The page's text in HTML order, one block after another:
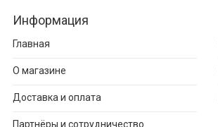
Информация
Главная
О магазине
Доставка и оплата
Партнёры и сотрудничество